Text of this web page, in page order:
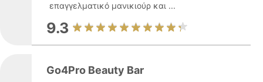
επαγγελματικό μανικιούρ και ...
9.3
Go4Pro Beauty Bar